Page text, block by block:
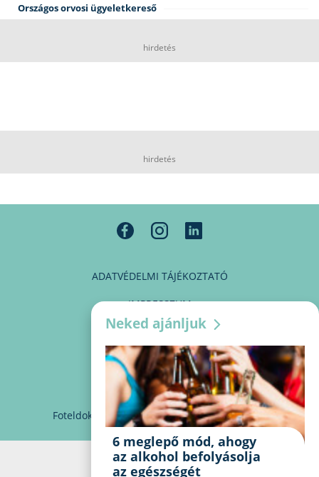
Országos orvosi ügyeletkereső
hirdetés
hirdetés
ADATVÉDELMI TÁJÉKOZTATÓ
IMPRESSZUM
MÉDIAAJÁNLAT
PARTNEREINK
KAPCSOLAT
Foteldoki info@foteldoki.hu Süti beállítások
Neked ajánljuk
6 meglepő mód, ahogy
az alkohol befolyásolja
az egészségét